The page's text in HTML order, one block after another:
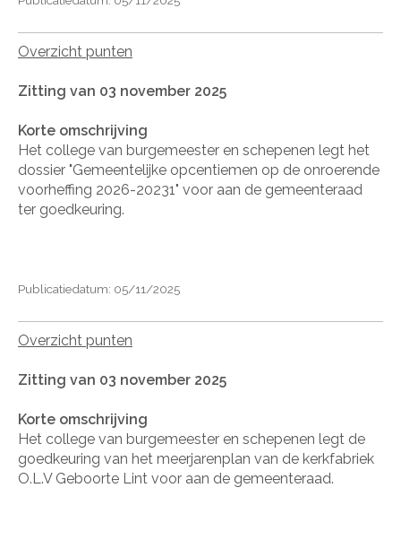
Overzicht punten
Zitting van 03 november 2025
Korte omschrijving
Het college van burgemeester en schepenen legt het
dossier "Gemeentelijke opcentiemen op de onroerende
voorheffing 2026-20231" voor aan de gemeenteraad
ter goedkeuring.
Publicatiedatum: 05/11/2025
Overzicht punten
Zitting van 03 november 2025
Korte omschrijving
Het college van burgemeester en schepenen legt de
goedkeuring van het meerjarenplan van de kerkfabriek
O.L.V Geboorte Lint voor aan de gemeenteraad.